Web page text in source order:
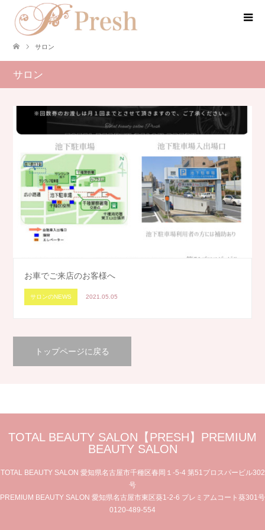
サロン
サロン
お車でご来店のお客様へ
サロンのNEWS 2021.05.05
トップページに戻る
TOTAL BEAUTY SALON【PRESH】PREMIUM
BEAUTY SALON
TOTAL BEAUTY SALON 愛知県名古屋市千種区春岡１-5-4 第51プロスパービル302
号
PREMIUM BEAUTY SALON 愛知県名古屋市東区葵1-2-6 プレミアムコート葵301号
0120-489-554